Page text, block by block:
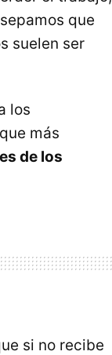
que
suelen ser
los
más
de los
si no recibe